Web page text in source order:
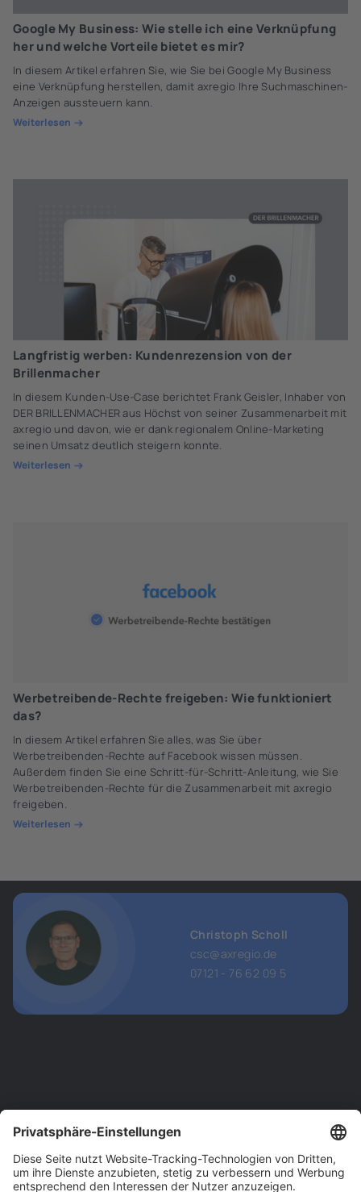
Google My Business: Wie stelle ich eine Verknüpfung
her und welche Vorteile bietet es mir?
In diesem Artikel erfahren Sie, wie Sie bei Google My Business
eine Verknüpfung herstellen, damit axregio Ihre Suchmaschinen-
Anzeigen aussteuern kann.
Weiterlesen
Langfristig werben: Kundenrezension von der
Brillenmacher
In diesem Kunden-Use-Case berichtet Frank Geisler, Inhaber von
DER BRILLENMACHER aus Höchst von seiner Zusammenarbeit mit
axregio und davon, wie er dank regionalem Online-Marketing
seinen Umsatz deutlich steigern konnte.
Weiterlesen
Werbetreibende-Rechte freigeben: Wie funktioniert
das?
In diesem Artikel erfahren Sie alles, was Sie über
Werbetreibenden-Rechte auf Facebook wissen müssen.
Außerdem finden Sie eine Schritt-für-Schritt-Anleitung, wie Sie
Werbetreibenden-Rechte für die Zusammenarbeit mit axregio
freigeben.
Weiterlesen
Christoph Scholl
csc@axregio.de
07121 - 76 62 09 5
Tel.: 07121 – 76 62 090
hello@axregio.de
Impressum
AGB